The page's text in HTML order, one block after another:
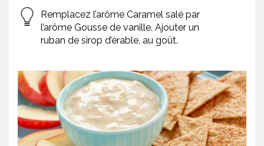
Remplacez l’arôme Caramel salé par
l’arôme Gousse de vanille. Ajouter un
ruban de sirop d’érable, au goût.